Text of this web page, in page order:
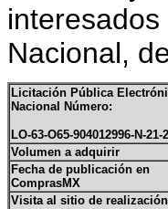
Nacional,
Licitación Pública
Nacional Número:
LO-63-O65-904012996-N-21-
Volumen a adquirir
Fecha de publicación en
ComprasMX
Visita al sitio de